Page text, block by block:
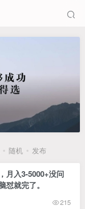
随机 发布
月入3-5000+没问
怼就完了。
215